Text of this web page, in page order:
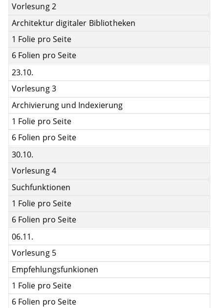
Vorlesung 2
Architektur digitaler Bibliotheken
1 Folie pro Seite
6 Folien pro Seite
23.10.
Vorlesung 3
Archivierung und Indexierung
1 Folie pro Seite
6 Folien pro Seite
30.10.
Vorlesung 4
Suchfunktionen
1 Folie pro Seite
6 Folien pro Seite
06.11.
Vorlesung 5
Empfehlungsfunkionen
1 Folie pro Seite
6 Folien pro Seite